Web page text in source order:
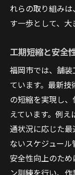
れらの取り組み
す一歩として、大
工期短縮と安全
福岡市では、舗
ています。最新
の短縮を実現し
えています。例
通状況に応じた
ないスケジュール
安全性向上のた
ン訓練を行い、